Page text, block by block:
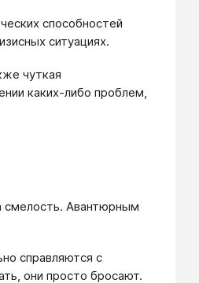
способностей
ситуациях.
чуткая
каких-либо проблем,
смелость. Авантюрным
справляются с
они просто бросают.